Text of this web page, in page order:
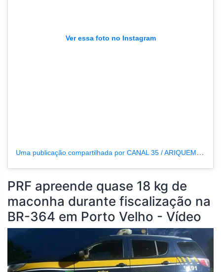
Ver essa foto no Instagram
Uma publicação compartilhada por CANAL 35 / ARIQUEMES190 (@tvpcanal35)
PRF apreende quase 18 kg de
maconha durante fiscalização na
BR-364 em Porto Velho - Vídeo